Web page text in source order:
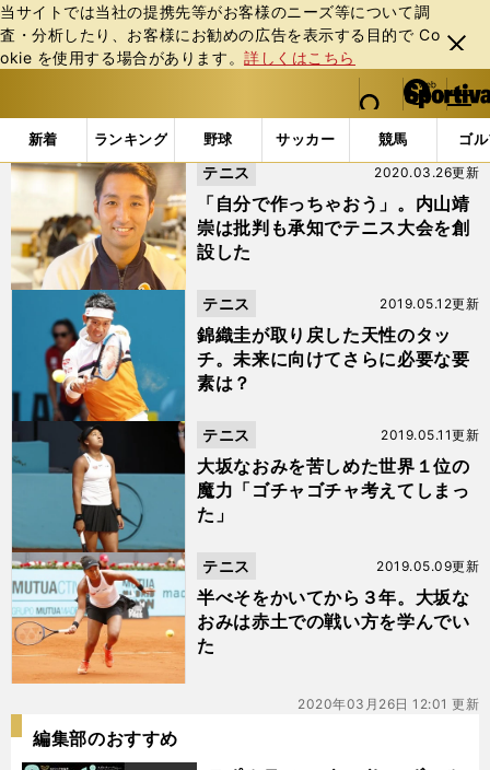
当サイトでは当社の提携先等がお客様のニーズ等について調
査・分析したり、お客様にお勧めの広告を表⽰する⽬的で Co
okie を使⽤する場合があります。詳しくはこちら
閉じ
る
web Sportiva (webスポルティーバ)
検索
マイペ
ー
ジ
メニュ
新着 ランキング 野球 サッカー 競馬 ゴ
b
ス
ポ
ィ
ー
バ
「#マドリード・オープン」の最新ニュース・ 情報
「自分で作っちゃおう」。内山靖
崇は批判も承知でテニス大会を創
設した
2020.03.26更新
テニス
錦織圭が取り戻した天性のタッ
チ。未来に向けてさらに必要な要
素は？
2019.05.12更新
テニス
大坂なおみを苦しめた世界１位の
魔力「ゴチャゴチャ考えてしまっ
た」
2019.05.11更新
テニス
半べそをかいてから３年。大坂な
おみは赤土での戦い方を学んでい
た
2019.05.09更新
テニス
2020年03月26日 12:01 更新
編集部のおすすめ